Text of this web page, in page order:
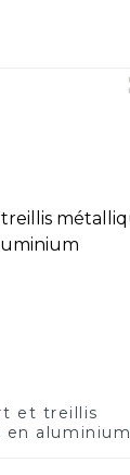
et treillis
en aluminium